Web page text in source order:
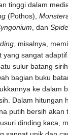
tinggi dalam
(Pothos),
, dan
, misalnya,
yang sangat
sulur batang
bagian buku
ke dalam
Dalam hitungan
putih bersih akan
dinding kaca,